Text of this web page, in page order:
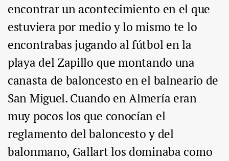
encontrar un acontecimiento en el que
estuviera por medio y lo mismo te lo
encontrabas jugando al fútbol en la
playa del Zapillo que montando una
canasta de baloncesto en el balneario de
San Miguel. Cuando en Almería eran
muy pocos los que conocían el
reglamento del baloncesto y del
balonmano, Gallart los dominaba como